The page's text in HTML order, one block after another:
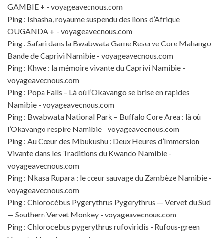
GAMBIE + - voyageavecnous.com
Ping : Ishasha, royaume suspendu des lions d’Afrique
OUGANDA + - voyageavecnous.com
Ping : Safari dans la Bwabwata Game Reserve Core Mahango
Bande de Caprivi Namibie - voyageavecnous.com
Ping : Khwe : la mémoire vivante du Caprivi Namibie -
voyageavecnous.com
Ping : Popa Falls – Là où l’Okavango se brise en rapides
Namibie - voyageavecnous.com
Ping : Bwabwata National Park – Buffalo Core Area : là où
l’Okavango respire Namibie - voyageavecnous.com
Ping : Au Cœur des Mbukushu : Deux Heures d’Immersion
Vivante dans les Traditions du Kwando Namibie -
voyageavecnous.com
Ping : Nkasa Rupara : le cœur sauvage du Zambèze Namibie -
voyageavecnous.com
Ping : Chlorocébus Pygerythrus Pygerythrus — Vervet du Sud
— Southern Vervet Monkey - voyageavecnous.com
Ping : Chlorocebus pygerythrus rufoviridis - Rufous-green